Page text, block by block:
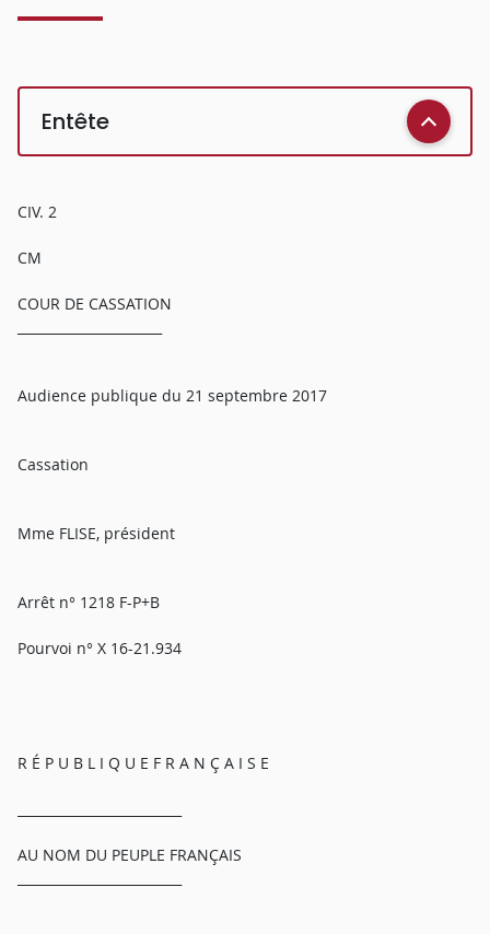
Entête
CIV. 2
CM
COUR DE CASSATION
Audience publique du 21 septembre 2017
Cassation
Mme FLISE, président
Arrêt n° 1218 F-P+B
Pourvoi n° X 16-21.934
R É P U B L I Q U E F R A N Ç A I S E
AU NOM DU PEUPLE FRANÇAIS